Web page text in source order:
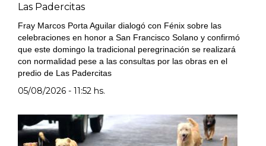
Las Padercitas
Fray Marcos Porta Aguilar dialogó con Fénix sobre las
celebraciones en honor a San Francisco Solano y confirmó
que este domingo la tradicional peregrinación se realizará
con normalidad pese a las consultas por las obras en el
predio de Las Padercitas
05/08/2026 - 11:52 hs.